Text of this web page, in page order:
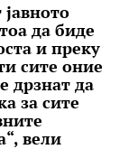
да биде
и преку
сите оние
дрзнат да
за сите
вели